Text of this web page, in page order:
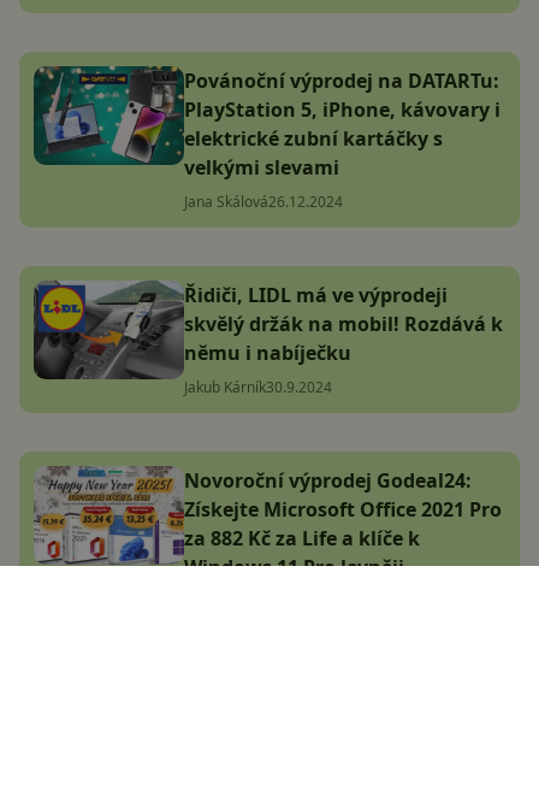
Povánoční výprodej na DATARTu:
PlayStation 5, iPhone, kávovary i
elektrické zubní kartáčky s
velkými slevami
Jana Skálová26.12.2024
Řidiči, LIDL má ve výprodeji
skvělý držák na mobil! Rozdává k
němu i nabíječku
Jakub Kárník30.9.2024
Novoroční výprodej Godeal24:
Získejte Microsoft Office 2021 Pro
za 882 Kč za Life a klíče k
Windows 11 Pro levněji